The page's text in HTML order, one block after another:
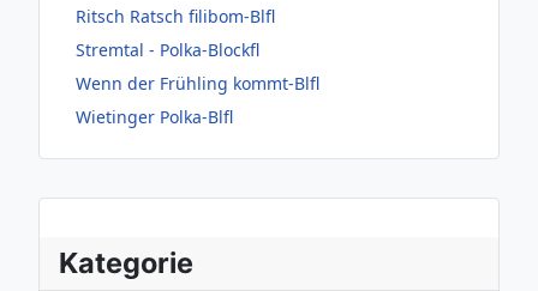
Kategorie
Ritsch Ratsch filibom-Blfl
Stremtal - Polka-Blockfl
Wenn der Frühling kommt-Blfl
Wietinger Polka-Blfl